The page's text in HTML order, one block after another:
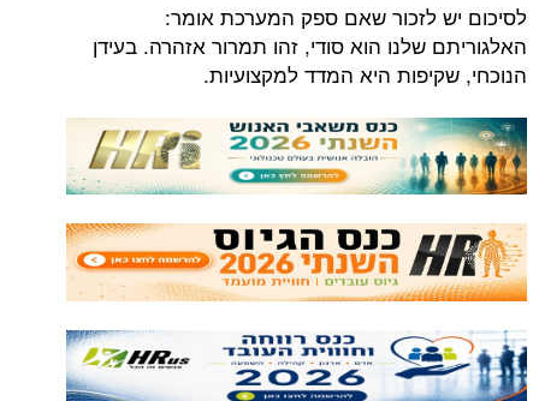
לסיכום יש לזכור שאם ספק המערכת אומר:
האלגוריתם שלנו הוא סודי, זהו תמרור אזהרה. בעידן
הנוכחי, שקיפות היא המדד למקצועיות.